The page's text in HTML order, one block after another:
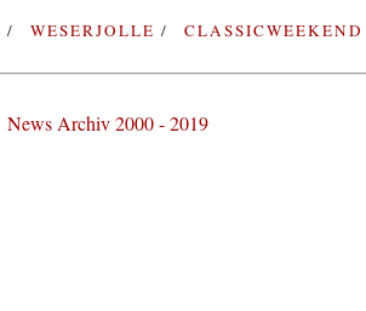
WESERJOLLE CLASSICWEEKEND
News Archiv 2000 - 2019